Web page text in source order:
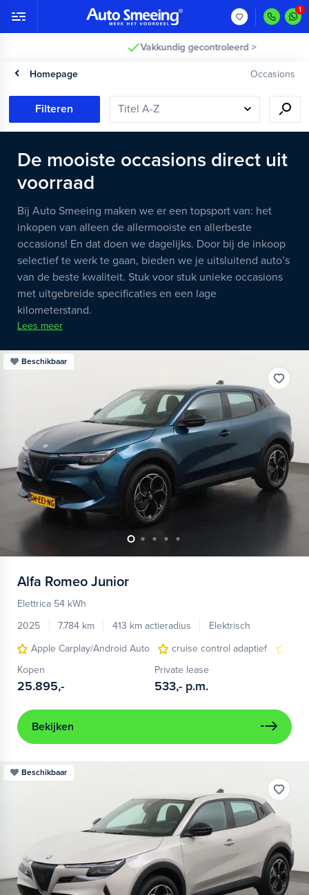
Vakkundig gecontroleerd >
Homepage Occasions
Filteren
De mooiste occasions direct uit
voorraad
Bij Auto Smeeing maken we er een topsport van: het
inkopen van alleen de allermooiste en allerbeste
occasions! En dat doen we dagelijks. Door bij de inkoop
selectief te werk te gaan, bieden we je uitsluitend auto’s
van de beste kwaliteit. Stuk voor stuk unieke occasions
met uitgebreide specificaties en een lage
kilometerstand.
Lees meer
Beschikbaar
Alfa Romeo Junior
Elettrica 54 kWh
2025
7.784 km 413 km actieradius
Elektrisch
Apple Carplay/Android Auto
cruise control adaptief
Kopen
25.895,-
Private lease
533,- p.m.
Bekijken
Beschikbaar